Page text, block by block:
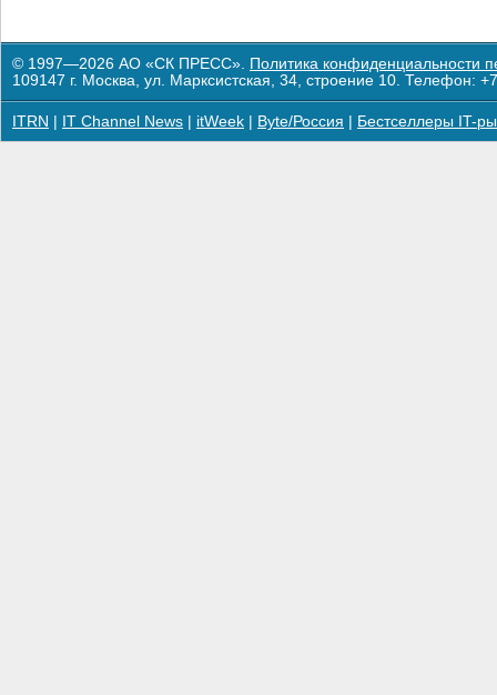
© 1997—2026 АО «СК ПРЕСС». Политика конфиденциальности
109147 г. Москва, ул. Марксистская, 34, строение 10. Телефон:
ITRN IT Channel News itWeek Byte/Россия Бестселлеры IT-